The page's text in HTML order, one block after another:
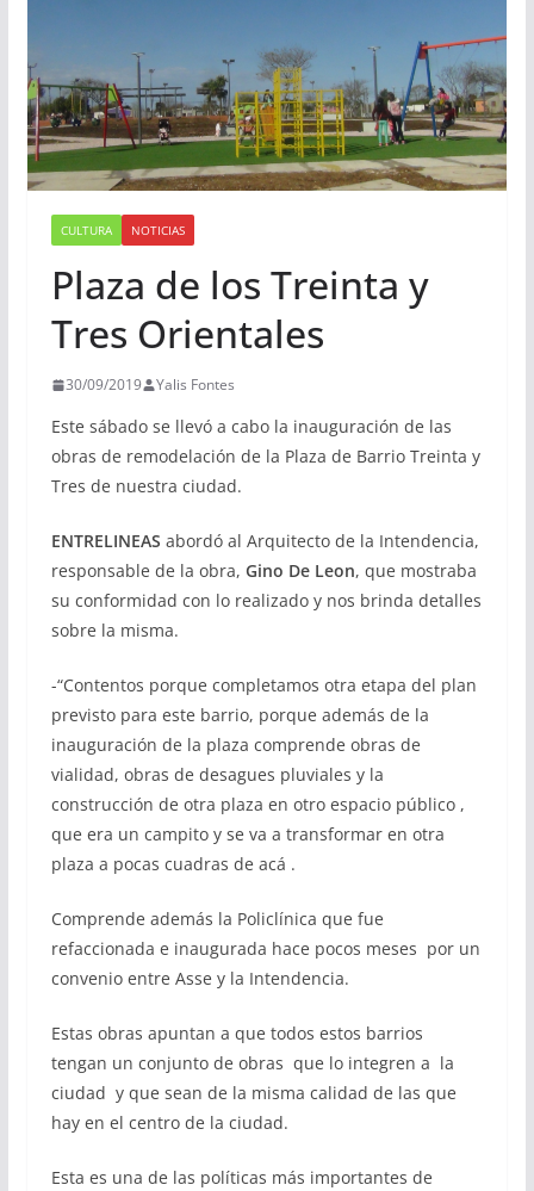
CULTURA NOTICIAS
Plaza de los Treinta y
Tres Orientales
30/09/2019 Yalis Fontes
Este sábado se llevó a cabo la inauguración de las
obras de remodelación de la Plaza de Barrio Treinta y
Tres de nuestra ciudad.
ENTRELINEAS abordó al Arquitecto de la Intendencia,
responsable de la obra, Gino De Leon, que mostraba
su conformidad con lo realizado y nos brinda detalles
sobre la misma.
-“Contentos porque completamos otra etapa del plan
previsto para este barrio, porque además de la
inauguración de la plaza comprende obras de
vialidad, obras de desagues pluviales y la
construcción de otra plaza en otro espacio público ,
que era un campito y se va a transformar en otra
plaza a pocas cuadras de acá .
Comprende además la Policlínica que fue
refaccionada e inaugurada hace pocos meses por un
convenio entre Asse y la Intendencia.
Estas obras apuntan a que todos estos barrios
tengan un conjunto de obras que lo integren a la
ciudad y que sean de la misma calidad de las que
hay en el centro de la ciudad.
Esta es una de las políticas más importantes de